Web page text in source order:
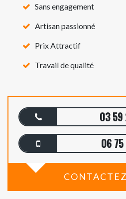
Sans engagement
Artisan passionné
Prix Attractif
Travail de qualité
03 59
06